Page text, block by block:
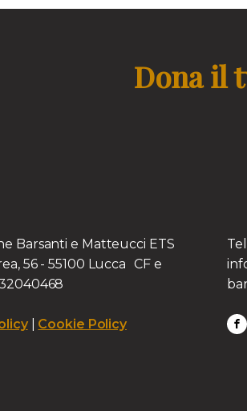
Dona il
Barsanti e Matteucci ETS
56 - 55100 Lucca CF e
| Cookie Policy